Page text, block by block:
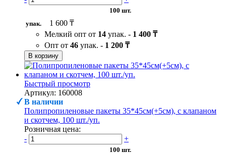
100 шт.
упак.
1 600 ₸
Мелкий опт от 14 упак. - 1 400 ₸
Опт от 46 упак. - 1 200 ₸
В корзину
Быстрый просмотр
Артикул: 160008
В наличии
Полипропиленовые пакеты 35*45см(+5см), с клапаном
и скотчем, 100 шт./уп.
Розничная цена:
-
+
100 шт.